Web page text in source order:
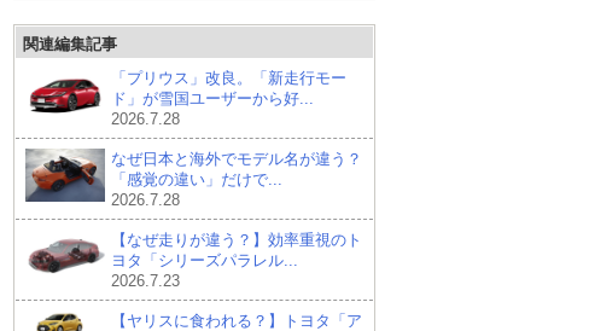
関連編集記事
「プリウス」改良。「新走行モー
ド」が雪国ユーザーから好...
2026.7.28
なぜ日本と海外でモデル名が違う？
「感覚の違い」だけで...
2026.7.28
【なぜ走りが違う？】効率重視のト
ヨタ「シリーズパラレル...
2026.7.23
【ヤリスに食われる？】トヨタ「ア